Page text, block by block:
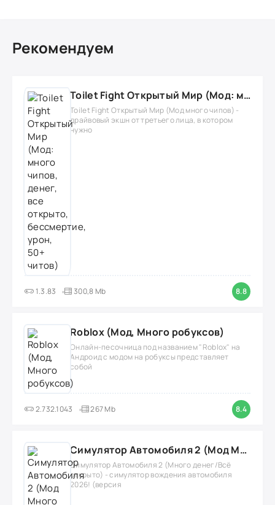
Рекомендуем
Toilet Fight Открытый Мир (Мод: много чипов, денег, все открыто, бессмертие, урон, 50+ читов)
Toilet Fight Открытый Мир (Мод много чипов) -
драйвовый экшн от третьего лица, в котором
нужно
1.3.83 300,8 Mb 8.8
Roblox (Мод, Много робуксов)
Онлайн-песочница под названием "Roblox" на
Андроид с модом на робуксы представляет
собой
2.732.1043 267 Mb 8.4
Симулятор Автомобиля 2 (Мод Много денег/Всё открыто)
Симулятор Автомобиля 2 (Много денег/Всё
открыто) - симулятор вождения автомобиля
2026! (версия